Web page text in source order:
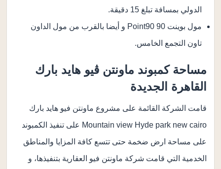
الدولي بمسافة تبلغ 15 دقيقة.
مول بوينت 90 Point90 و أيضا بالقرب من مول الداون
تاون التجمع الخامس.
مساحة كمبوند ماونتنڤيو هايد بارك
القاهرة الجديدة
قامت الشركة القائمة على مشروع ماونتن فيو هايد بارك
Mountain view Hyde park new cairo على تنفيذ الكمبوند
على مساحة ارض ضخمة حتى تتسع كافة المزايا والمناطق
الخدمية التي قامت شركة ماونتن فيو العقارية بتنفيذها، و